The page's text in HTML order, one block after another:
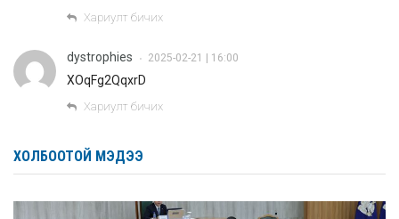
Хариулт бичих
dystrophies • 2025-02-21 | 16:00
XOqFg2QqxrD
Хариулт бичих
ХОЛБООТОЙ МЭДЭЭ